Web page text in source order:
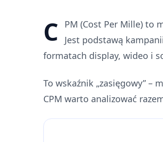
C PM (Cost Per Mille) to
Jest podstawą
formatach display, wideo i
To wskaźnik „zasięgowy” –
CPM warto analizować